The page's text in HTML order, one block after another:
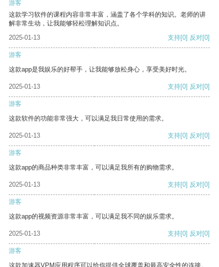
游客
这款学习软件的课程内容非常丰富，涵盖了各个学科的知识。老师的讲
解非常生动，让我能够轻松理解知识点。
2025-01-13
支持[0] 反对[0]
游客
这款app是我娱乐的好帮手，让我能够放松身心，享受美好时光。
2025-01-13 支持[0] 反对[0]
游客
这款软件的功能非常强大，可以满足我日常使用的需求。
2025-01-13 支持[0] 反对[0]
游客
这款app的商品种类非常丰富，可以满足我所有的购物需求。
2025-01-13 支持[0] 反对[0]
游客
这款app的视频资源非常丰富，可以满足我不同的娱乐需求。
2025-01-13 支持[0] 反对[0]
游客
这款加速器VPM应用程序可以给你提供全球覆盖和最高安全性的连接。